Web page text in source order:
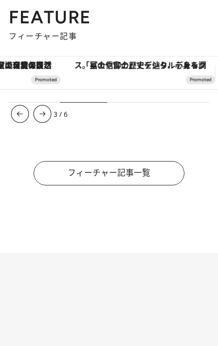
FEATURE
フィーチャー記事
「星のや富士」でデジタルデトックス。冨士信仰の歴史を辿り、心身を調える。
3 /6
フィーチャー記事一覧